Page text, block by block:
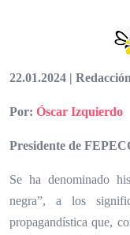
22.01.2024 |
Por: Óscar Izquierdo
Presidente de
Se ha denominado
negra”, a los
propagandística que,